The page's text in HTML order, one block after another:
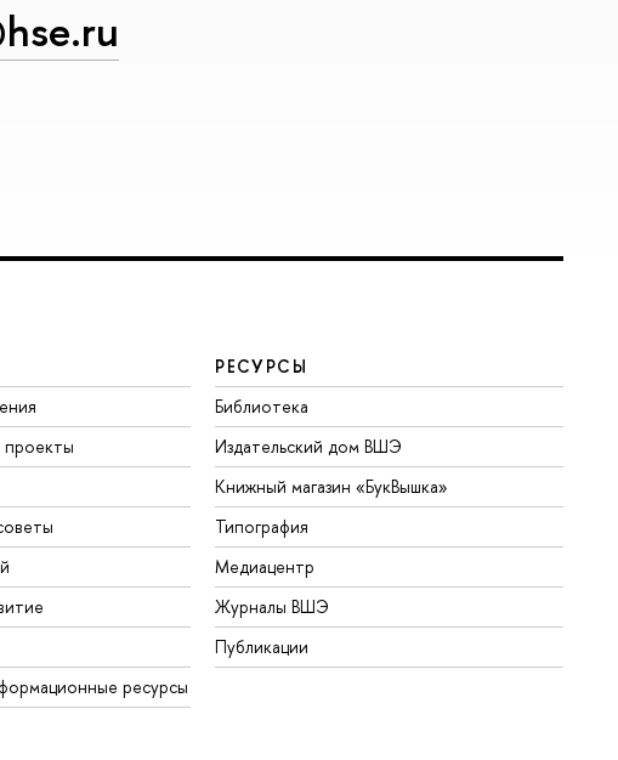
проекты
ресурсы
РЕСУРСЫ
Библиотека
Издательский дом ВШЭ
Книжный магазин «БукВышка»
Типография
Медиацентр
Журналы ВШЭ
Публикации